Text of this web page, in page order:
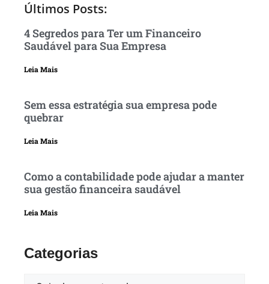
Últimos Posts:
4 Segredos para Ter um Financeiro
Saudável para Sua Empresa
Leia Mais
Sem essa estratégia sua empresa pode
quebrar
Leia Mais
Como a contabilidade pode ajudar a manter
sua gestão financeira saudável
Leia Mais
Categorias